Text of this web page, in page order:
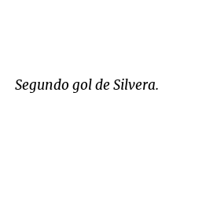
Segundo gol de Silvera.